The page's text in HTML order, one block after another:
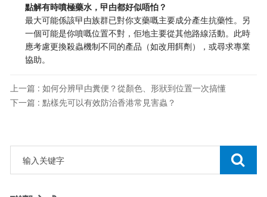
點解有時噴極藥水，曱甴都好似唔怕？
最大可能係該曱甴族群已對你支藥嘅主要成分產生抗藥性。另
一個可能是你噴嘅位置不對，佢地主要從其他路線活動。此時
應考慮更換殺蟲機制不同的產品（如改用餌劑），或尋求專業
協助。
上一篇 : 如何分辨曱甴糞便？從顏色、形狀到位置一次搞懂
下一篇 : 點樣先可以有效防治香港常見害蟲？